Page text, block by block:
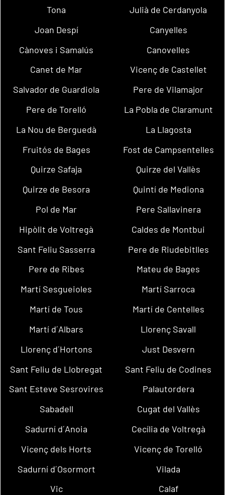
Tona
Julià de Cerdanyola
Joan Despí
Canyelles
Cànoves i Samalús
Canovelles
Canet de Mar
Vicenç de Castellet
Salvador de Guardiola
Pere de Vilamajor
Pere de Torelló
La Pobla de Claramunt
La Nou de Berguedà
La Llagosta
Fruitós de Bages
Fost de Campsentelles
Quirze Safaja
Quirze del Vallès
Quirze de Besora
Quintí de Mediona
Pol de Mar
Pere Sallavinera
Hipòlit de Voltregà
Caldes de Montbui
Sant Feliu Sasserra
Pere de Riudebitlles
Pere de Ribes
Mateu de Bages
Martí Sesgueioles
Martí Sarroca
Martí de Tous
Martí de Centelles
Martí d´Albars
Llorenç Savall
Llorenç d´Hortons
Just Desvern
Sant Feliu de Llobregat
Sant Feliu de Codines
Sant Esteve Sesrovires
Palautordera
Sabadell
Cugat del Vallès
Sadurní d´Anoia
Cecília de Voltregà
Vicenç dels Horts
Vicenç de Torelló
Sadurní d´Osormort
Vilada
Vic
Calaf